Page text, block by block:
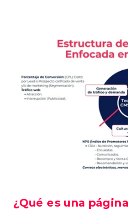
¿Qué es una